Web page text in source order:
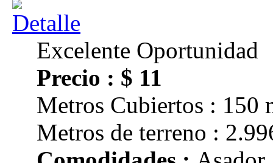
Excelente Oportunidad
Precio : $ 11
Metros Cubiertos : 150
Metros de terreno :